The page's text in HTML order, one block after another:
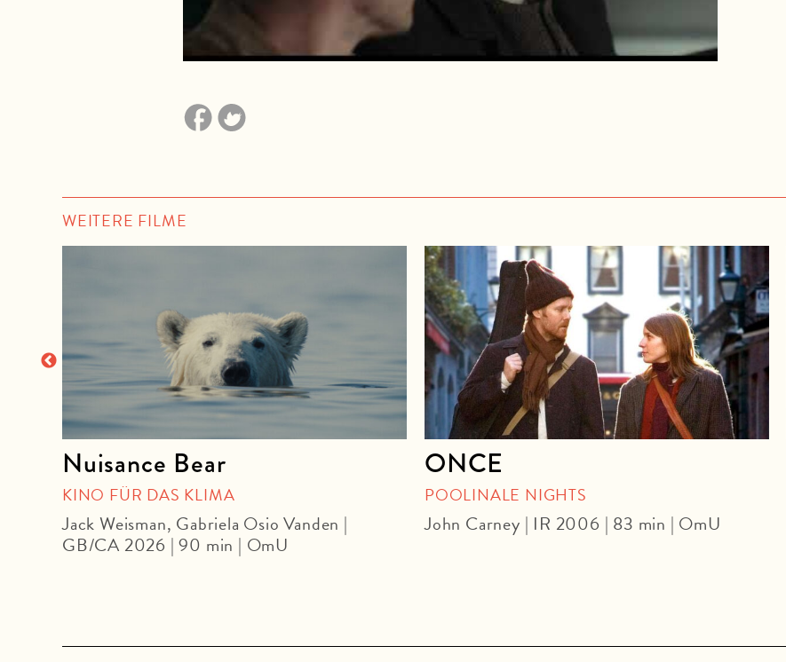
WEITERE FILME
Nuisance Bear
KINO FÜR DAS KLIMA
Jack Weisman, Gabriela Osio Vanden |
GB/CA 2026 | 90 min | OmU
ONCE
POOLINALE NIGHTS
John Carney | IR 2006 | 83 min | OmU